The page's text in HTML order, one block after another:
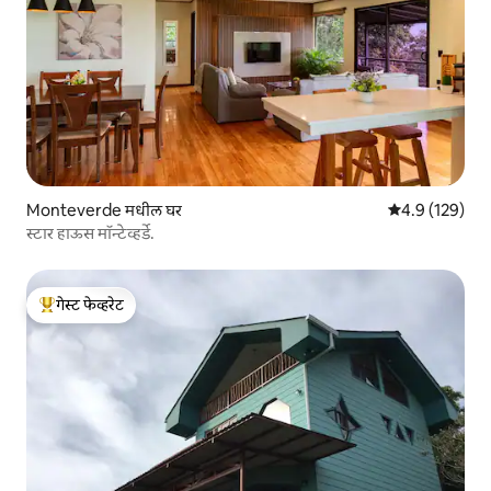
Monteverde मधील घर 5 पैकी 4.9
4.9 (129)
स्टार हाऊस मॉन्टेव्हर्डे.
टॉप गेस्ट फेव्हरेट
गेस्ट फेव्हरेट